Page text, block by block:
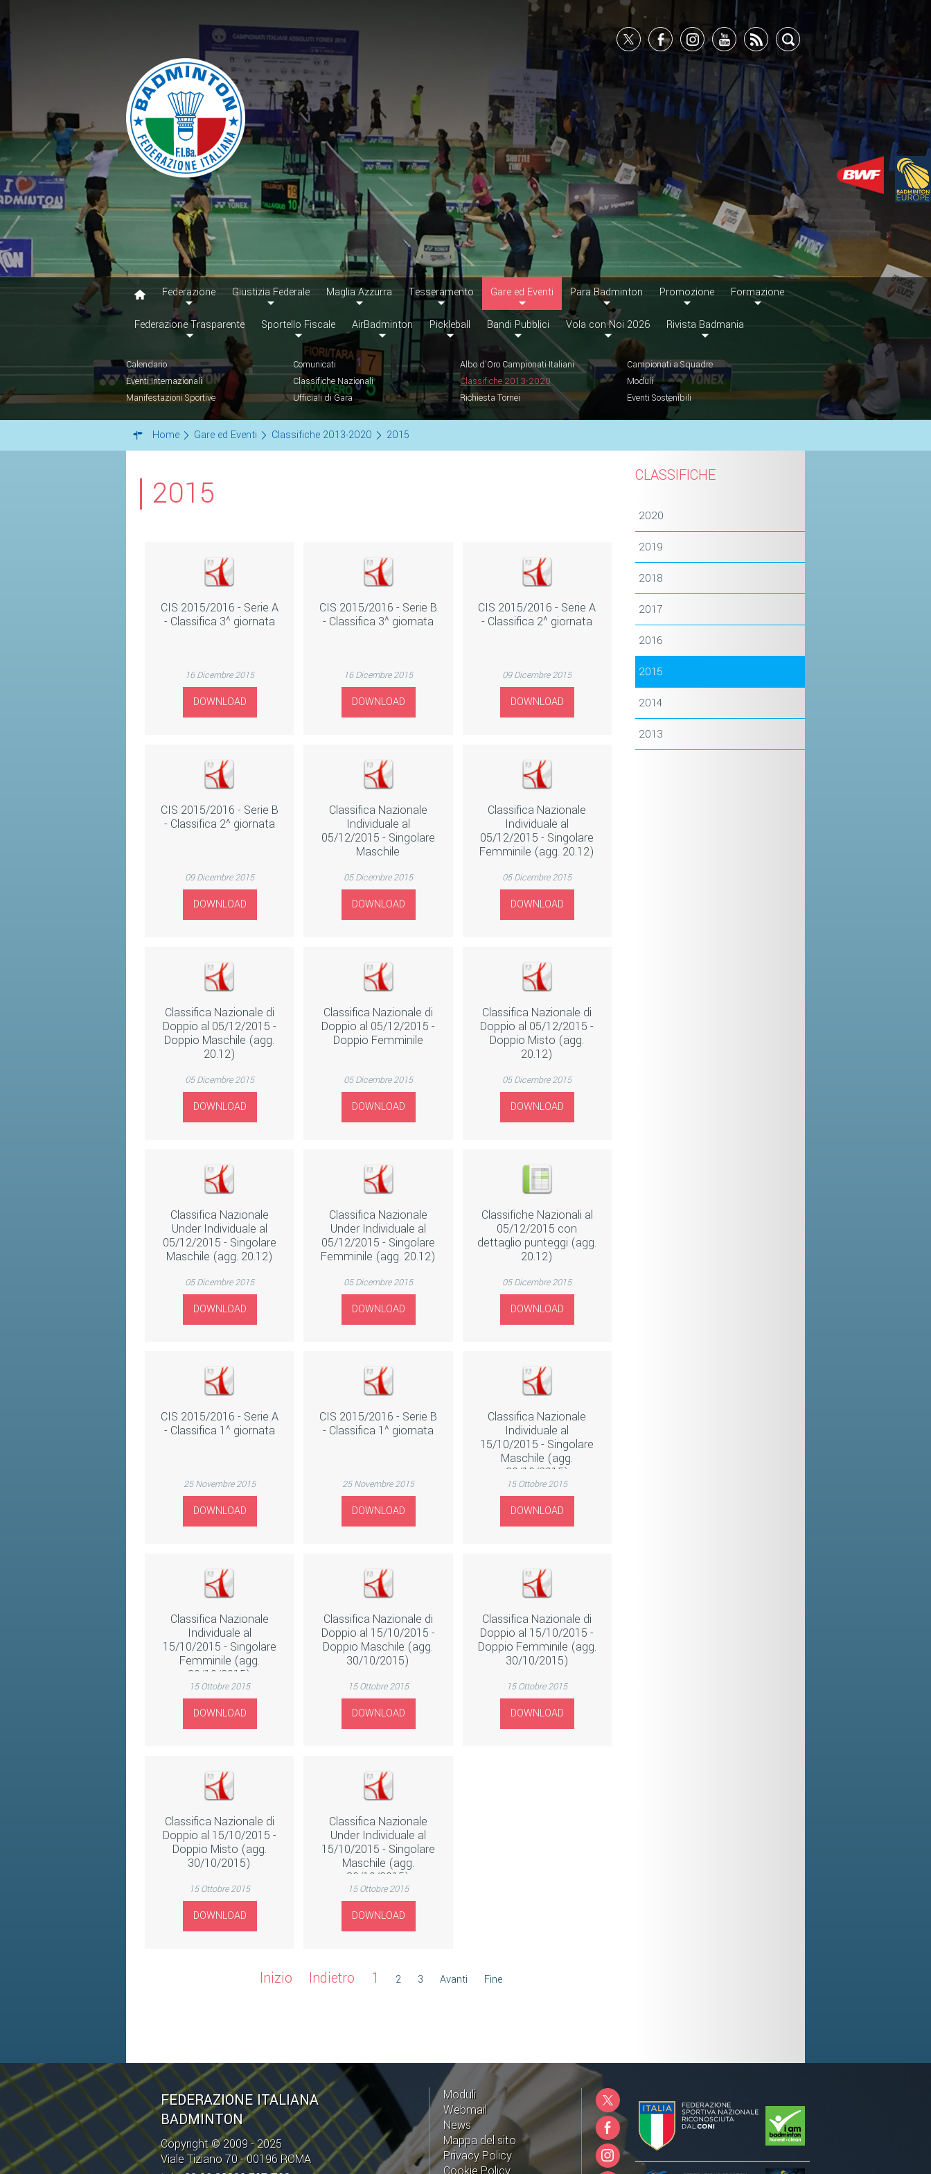
Federazione Giustizia Federale Maglia Azzurra Tesseramento Gare ed Eventi Para Badminton Promozione Formazione
Federazione Trasparente Sportello Fiscale AirBadminton Pickleball Bandi Pubblici Vola con Noi 2026 Rivista Badmania
Calendario Comunicati Albo d'Oro Campionati Italiani
Campionati a Squadre
Eventi Internazionali
Classifiche Nazionali Classifiche 2013-2020
Moduli
Manifestazioni Sportive
Ufficiali di Gara Richiesta Tornei Eventi Sostenibili
Home Gare ed Eventi Classifiche 2013-2020 2015
2015
CIS 2015/2016 - Serie A
- Classifica 3^ giornata
16 Dicembre 2015
DOWNLOAD
CIS 2015/2016 - Serie B
- Classifica 3^ giornata
16 Dicembre 2015
DOWNLOAD
CIS 2015/2016 - Serie A
- Classifica 2^ giornata
09 Dicembre 2015
DOWNLOAD
CIS 2015/2016 - Serie B
- Classifica 2^ giornata
09 Dicembre 2015
DOWNLOAD
Classifica Nazionale
Individuale al
05/12/2015 - Singolare
Maschile
05 Dicembre 2015
DOWNLOAD
Classifica Nazionale
Individuale al
05/12/2015 - Singolare
Femminile (agg. 20.12)
05 Dicembre 2015
DOWNLOAD
Classifica Nazionale di
Doppio al 05/12/2015 -
Doppio Maschile (agg.
20.12)
05 Dicembre 2015
DOWNLOAD
Classifica Nazionale di
Doppio al 05/12/2015 -
Doppio Femminile
05 Dicembre 2015
DOWNLOAD
Classifica Nazionale di
Doppio al 05/12/2015 -
Doppio Misto (agg.
20.12)
05 Dicembre 2015
DOWNLOAD
Classifica Nazionale
Under Individuale al
05/12/2015 - Singolare
Maschile (agg. 20.12)
05 Dicembre 2015
DOWNLOAD
Classifica Nazionale
Under Individuale al
05/12/2015 - Singolare
Femminile (agg. 20.12)
05 Dicembre 2015
DOWNLOAD
Classifiche Nazionali al
05/12/2015 con
dettaglio punteggi (agg.
20.12)
05 Dicembre 2015
DOWNLOAD
CIS 2015/2016 - Serie A
- Classifica 1^ giornata
25 Novembre 2015
DOWNLOAD
CIS 2015/2016 - Serie B
- Classifica 1^ giornata
25 Novembre 2015
DOWNLOAD
Classifica Nazionale
Individuale al
15/10/2015 - Singolare
Maschile (agg.
30/10/2015)
15 Ottobre 2015
DOWNLOAD
Classifica Nazionale
Individuale al
15/10/2015 - Singolare
Femminile (agg.
30/10/2015)
15 Ottobre 2015
DOWNLOAD
Classifica Nazionale di
Doppio al 15/10/2015 -
Doppio Maschile (agg.
30/10/2015)
15 Ottobre 2015
DOWNLOAD
Classifica Nazionale di
Doppio al 15/10/2015 -
Doppio Femminile (agg.
30/10/2015)
15 Ottobre 2015
DOWNLOAD
Classifica Nazionale di
Doppio al 15/10/2015 -
Doppio Misto (agg.
30/10/2015)
15 Ottobre 2015
DOWNLOAD
Classifica Nazionale
Under Individuale al
15/10/2015 - Singolare
Maschile (agg.
30/10/2015)
15 Ottobre 2015
DOWNLOAD
Inizio Indietro 1 2 3 Avanti Fine
CLASSIFICHE
2020
2019
2018
2017
2016
2015
2014
2013
FEDERAZIONE ITALIANA
BADMINTON
Copyright © 2009 - 2025
Viale Tiziano 70 - 00196 ROMA
Moduli
Webmail
News
Mappa del sito
Privacy Policy